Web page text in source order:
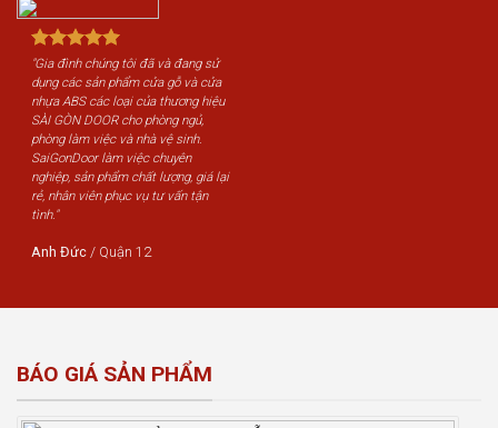
"Gia đình chúng tôi đã và đang sử
dụng các sản phẩm cửa gỗ và cửa
nhựa ABS các loại của thương hiệu
SÀI GÒN DOOR cho phòng ngủ,
phòng làm việc và nhà vệ sinh.
SaiGonDoor làm việc chuyên
nghiệp, sản phẩm chất lượng, giá lại
rẻ, nhân viên phục vụ tư vấn tận
tình."
Anh Đức / Quận 12
BÁO GIÁ SẢN PHẨM